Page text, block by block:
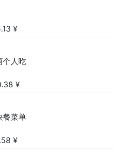
¥
个人吃
¥
餐菜单
¥